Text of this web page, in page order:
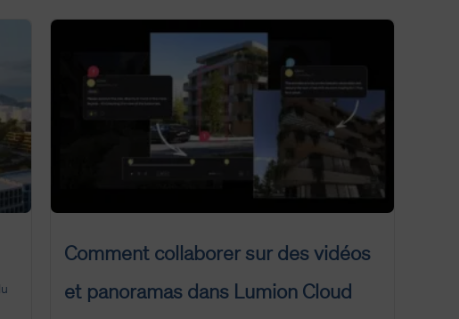
Comment collaborer sur des vidéos
et panoramas dans Lumion Cloud